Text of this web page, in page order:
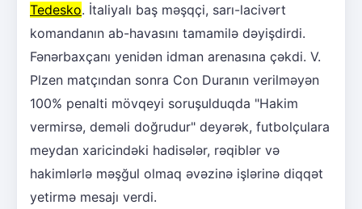
Tedesko. İtaliyalı baş məşqçi, sarı-lacivərt
komandanın ab-havasını tamamilə dəyişdirdi.
Fənərbaxçanı yenidən idman arenasına çəkdi. V.
Plzen matçından sonra Con Duranın verilməyən
100% penalti mövqeyi soruşulduqda "Hakim
vermirsə, deməli doğrudur" deyərək, futbolçulara
meydan xaricindəki hadisələr, rəqiblər və
hakimlərlə məşğul olmaq əvəzinə işlərinə diqqət
yetirmə mesajı verdi.